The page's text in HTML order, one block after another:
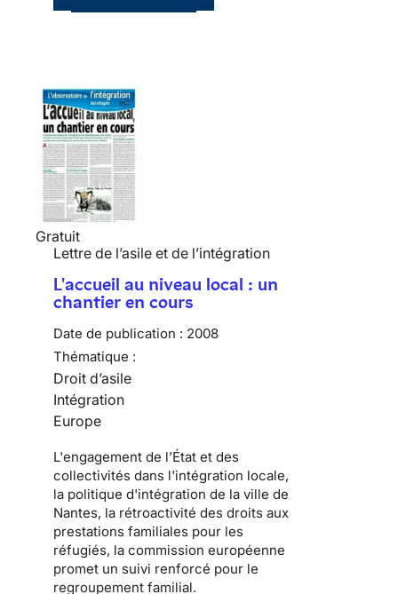
Gratuit
Lettre de l’asile et de l’intégration
L'accueil au niveau local : un
chantier en cours
Date de publication : 2008
Thématique :
Droit d’asile
Intégration
Europe
L'engagement de l’État et des
collectivités dans l'intégration locale,
la politique d'intégration de la ville de
Nantes, la rétroactivité des droits aux
prestations familiales pour les
réfugiés, la commission européenne
promet un suivi renforcé pour le
regroupement familial.